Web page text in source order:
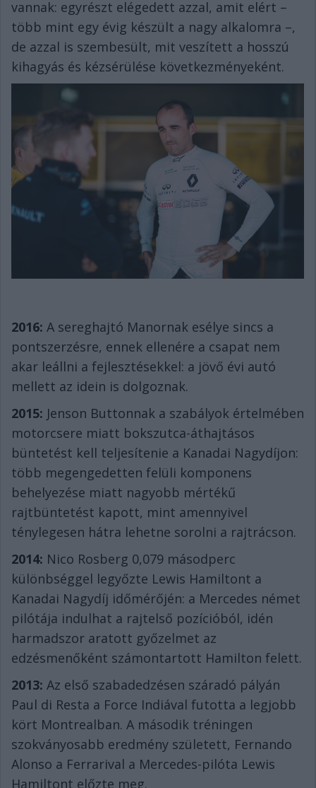
vannak: egyrészt elégedett azzal, amit elért –
több mint egy évig készült a nagy alkalomra –,
de azzal is szembesült, mit veszített a hosszú
kihagyás és kézsérülése következményeként.
2016: A sereghajtó Manornak esélye sincs a
pontszerzésre, ennek ellenére a csapat nem
akar leállni a fejlesztésekkel: a jövő évi autó
mellett az idein is dolgoznak.
2015: Jenson Buttonnak a szabályok értelmében
motorcsere miatt bokszutca-áthajtásos
büntetést kell teljesítenie a Kanadai Nagydíjon:
több megengedetten felüli komponens
behelyezése miatt nagyobb mértékű
rajtbüntetést kapott, mint amennyivel
ténylegesen hátra lehetne sorolni a rajtrácson.
2014: Nico Rosberg 0,079 másodperc
különbséggel legyőzte Lewis Hamiltont a
Kanadai Nagydíj időmérőjén: a Mercedes német
pilótája indulhat a rajtelső pozícióból, idén
harmadszor aratott győzelmet az
edzésmenőként számontartott Hamilton felett.
2013: Az első szabadedzésen száradó pályán
Paul di Resta a Force Indiával futotta a legjobb
kört Montrealban. A második tréningen
szokványosabb eredmény született, Fernando
Alonso a Ferrarival a Mercedes-pilóta Lewis
Hamiltont előzte meg.